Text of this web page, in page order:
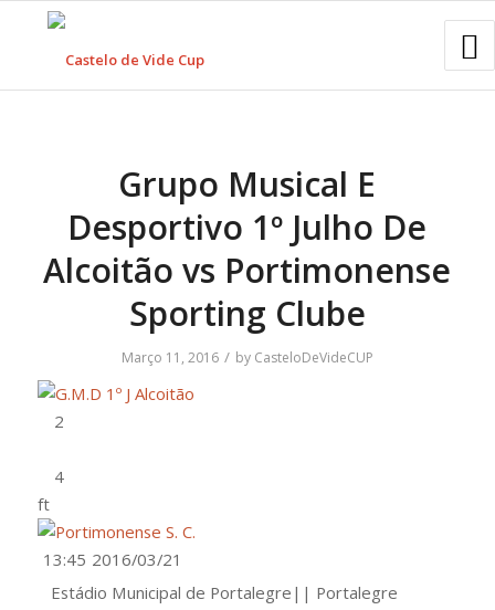
Grupo Musical E
Desportivo 1º Julho De
Alcoitão vs Portimonense
Sporting Clube
Março 11, 2016 / by CasteloDeVideCUP
ft
2016/03/21
13:45
Estádio Municipal de Portalegre|| Portalegre